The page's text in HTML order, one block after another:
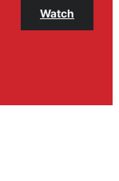
Watch